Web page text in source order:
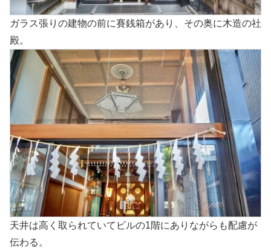
ガラス張りの建物の前に賽銭箱があり、その奥に木造の社
殿。
天井は高く取られていてビルの1階にありながらも配慮が
伝わる。